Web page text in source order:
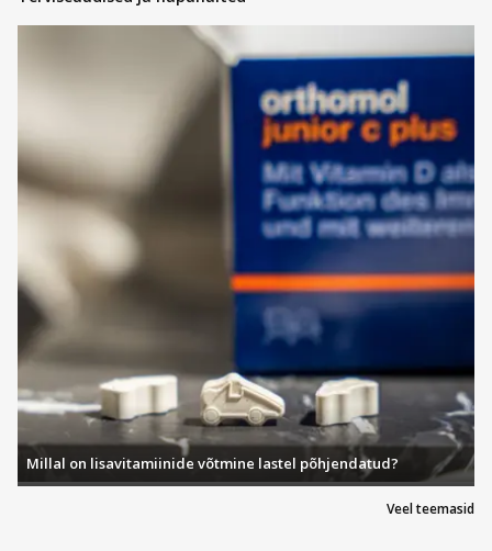
Veel teemasid
Millal on lisavitamiinide võtmine lastel põhjendatud?